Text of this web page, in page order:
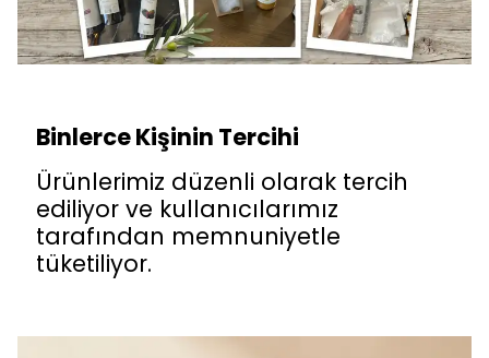
Binlerce Kişinin Tercihi
Ürünlerimiz düzenli olarak tercih
ediliyor ve kullanıcılarımız
tarafından memnuniyetle
tüketiliyor.